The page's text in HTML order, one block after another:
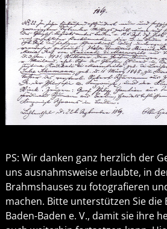
PS: Wir danken ganz herzlich der
uns ausnahmsweise erlaubte, in
Brahmshauses zu fotografieren
machen. Bitte unterstützen Sie die
Baden-Baden e. V., damit sie ihre